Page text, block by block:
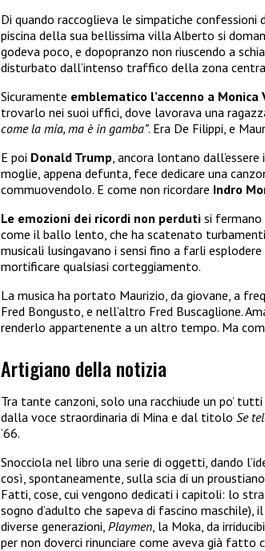
Di quando raccoglieva le simpatiche
piscina della sua bellissima villa Alberto si
godeva poco, e dopopranzo non riuscendo a
disturbato dall’intenso traffico della zona
Sicuramente emblematico l’accenno a
trovarlo nei suoi uffici, dove lavorava una
come la mia, ma è in gamba”. Era De Filippi, e
E poi Donald Trump, ancora lontano dall’essere
moglie, appena defunta, fece dedicare una
commuovendolo. E come non ricordare Indro
Le emozioni dei ricordi non perduti si fermano
come il ballo lento, che ha scatenato
musicali lusingavano i sensi fino a farli
mortificare qualsiasi corteggiamento.
La musica ha portato Maurizio, da giovane, a
Fred Bongusto, e nell’altro Fred Buscaglione.
renderlo appartenente a un altro tempo. Ma
Artigiano della notizia
Tra tante canzoni, solo una racchiude un po’
dalla voce straordinaria di Mina e dal titolo Se
‘66.
Snocciola nel libro una serie di oggetti, dando
così, spontaneamente, sulla scia di un
Fatti, cose, cui vengono dedicati i capitoli: lo
sogno d’adulto che sapeva di fascino
diverse generazioni, Playmen , la Moka, da
per non doverci rinunciare come aveva già fatto